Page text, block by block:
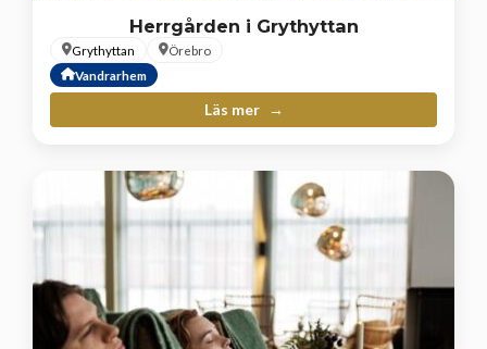
Herrgården i Grythyttan
Grythyttan
Örebro
Vandrarhem
Läs mer